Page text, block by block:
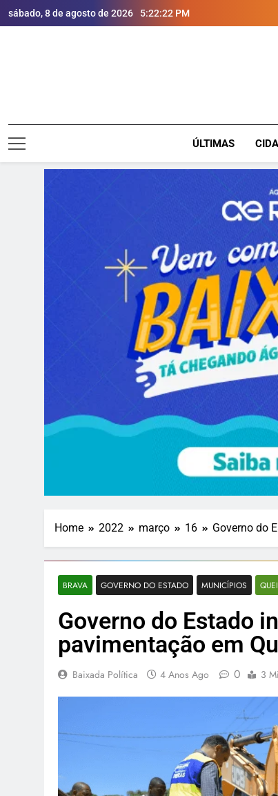
sábado, 8 de agosto de 2026 5:22:23 PM
ÚLTIMAS
Home 2022 março 16 Governo do
BRAVA GOVERNO DO ESTADO MUNICÍPIOS
Governo do Estado
pavimentação em
Baixada Política 4 Anos Ago 0 3